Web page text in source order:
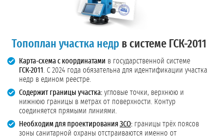
Топоплан участка недр в системе ГСК-2011
Карта-схема с координатами в государственной системе
ГСК-2011
. С 2024 года обязательна для идентификации участка
недр в едином реестре.
Содержит границы участка: угловые точки, верхнюю и
нижнюю границы в метрах от поверхности. Контур
соединяется прямыми линиями.
Необходим для проектированияЗСО: границы трёх поясов
зоны санитарной охраны отстраиваются именно от